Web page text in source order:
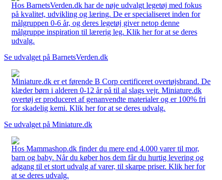
Hos BarnetsVerden.dk har de nøje udvalgt legetøj med fokus
på kvalitet, udvikling og læring. De er specialiseret inden for
målgruppen 0-6 år, og deres legetøj giver netop denne
målgruppe inspiration til lærerig leg. Klik her for at se deres
udvalg.
Se udvalget på BarnetsVerden.dk
Miniature.dk er et førende B Corp certificeret overtøjsbrand. De
klæder børn i alderen 0-12 år på til al slags vejr. Miniature.dk
overtøj er produceret af genanvendte materialer og er 100% fri
for skadelig kemi. Klik her for at se deres udvalg.
Se udvalget på Miniature.dk
Hos Mammashop.dk finder du mere end 4.000 varer til mor,
barn og baby. Når du køber hos dem får du hurtig levering og
adgang til et stort udvalg af varer, til skarpe priser. Klik her for
at se deres udvalg.